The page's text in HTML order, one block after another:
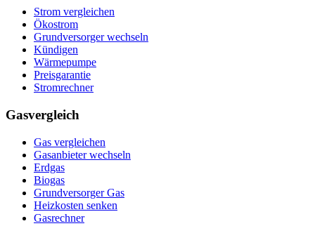
Strom vergleichen
Ökostrom
Grundversorger wechseln
Kündigen
Wärmepumpe
Preisgarantie
Stromrechner
Gasvergleich
Gas vergleichen
Gasanbieter wechseln
Erdgas
Biogas
Grundversorger Gas
Heizkosten senken
Gasrechner